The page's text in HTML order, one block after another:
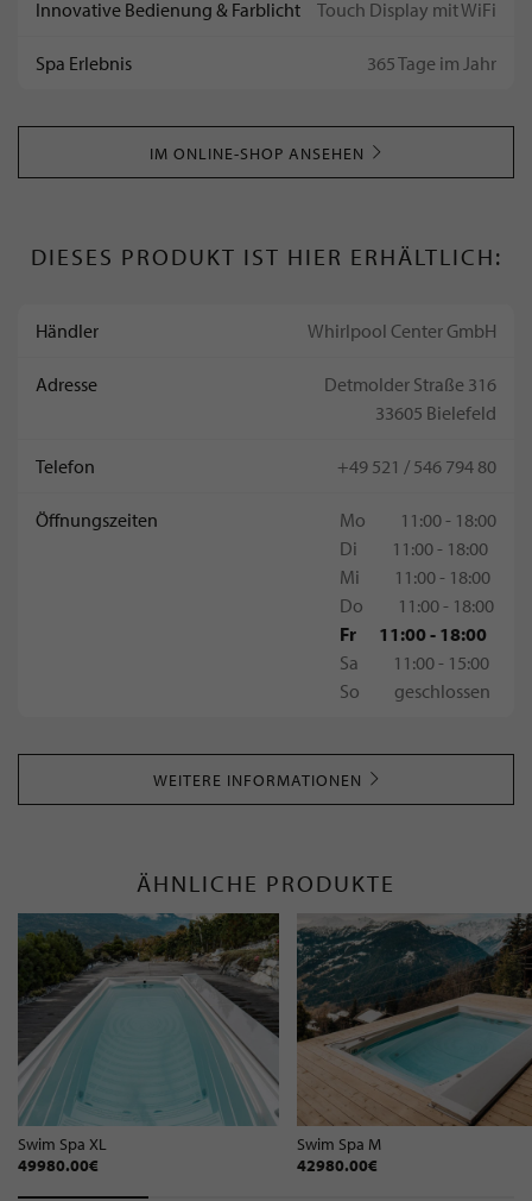
Innovative Bedienung & Farblicht Touch Display mit WiFi
Spa Erlebnis 365 Tage im Jahr
IM ONLINE-SHOP ANSEHEN
DIESES PRODUKT IST HIER ERHÄLTLICH:
Händler Whirlpool Center GmbH
Adresse
Detmolder Straße 316
33605 Bielefeld
Telefon +49 521 / 546 794 80
Öffnungszeiten Mo
11:00 - 18:00
Di
11:00 - 18:00
Mi
11:00 - 18:00
Do
11:00 - 18:00
Fr
11:00 - 18:00
Sa
11:00 - 15:00
So
geschlossen
WEITERE INFORMATIONEN
ÄHNLICHE PRODUKTE
Swim Spa XL
49980.00€
Swim Spa M
42980.00€